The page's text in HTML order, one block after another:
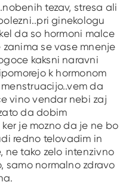
tezav, stresa ali
ginekologu
da so hormoni malce
zanima se vase mnenje
kaksni naravni
k hormonom
da
vino vendar nebi zaj
da dobim
je mozno da je ne bo
redno telovadim in
ne tako zelo intenzivno
samo normalno zdravo